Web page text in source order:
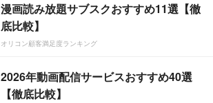
漫画読み放題サブスクおすすめ11選【徹
底比較】
オリコン顧客満足度ランキング
2026年動画配信サービスおすすめ40選
【徹底比較】